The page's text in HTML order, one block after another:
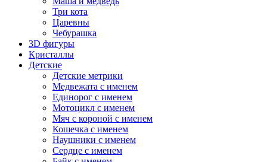
Три кота
Царевны
Чебурашка
3D фигуры
Кристаллы
Детские
Детские метрики
Медвежата с именем
Единорог с именем
Мотоцикл с именем
Мяч с короной с именем
Кошечка с именем
Наушники с именем
Сердце с именем